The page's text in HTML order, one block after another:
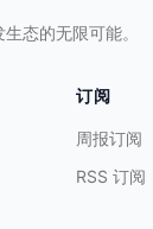
态的无限可能。
订阅
周报订阅
RSS 订阅